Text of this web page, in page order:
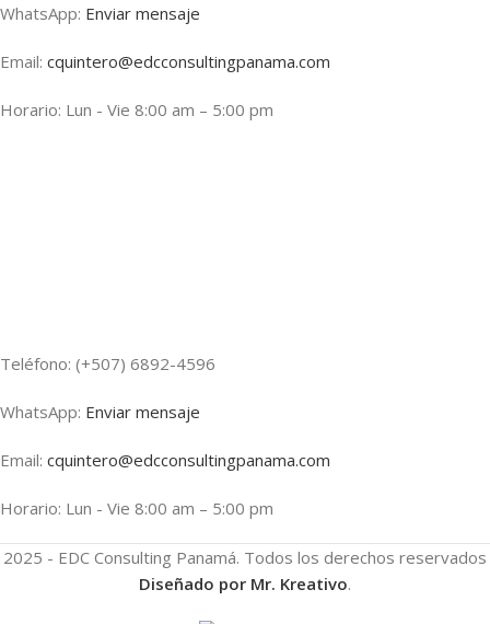
WhatsApp: Enviar mensaje
Email: cquintero@edcconsultingpanama.com
Horario: Lun - Vie 8:00 am – 5:00 pm
Teléfono: (+507) 6892-4596
WhatsApp: Enviar mensaje
Email: cquintero@edcconsultingpanama.com
Horario: Lun - Vie 8:00 am – 5:00 pm
2025 - EDC Consulting Panamá. Todos los derechos reservados
Diseñado por Mr. Kreativo.